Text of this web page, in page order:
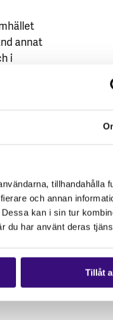
tillhandahålla
och annan
kan i sin tur
du har använt deras
Tillåt
annat
i
har en
i